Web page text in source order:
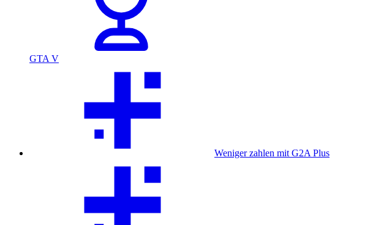
GTA V
Weniger zahlen mit G2A Plus